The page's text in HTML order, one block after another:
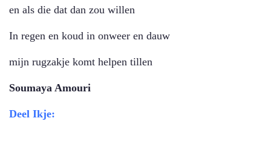
en als die dat dan zou willen
In regen en koud in onweer en dauw
mijn rugzakje komt helpen tillen
Soumaya Amouri
Deel Ikje: